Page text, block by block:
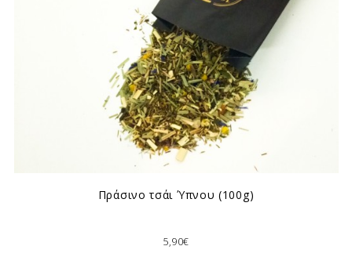
Πράσινο τσάι Ύπνου (100g)
5,90€